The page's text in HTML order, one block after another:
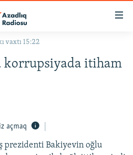
vaxtı 15:22
korrupsiyada itiham
açmaq
prezidenti Bakiyevin oğlu